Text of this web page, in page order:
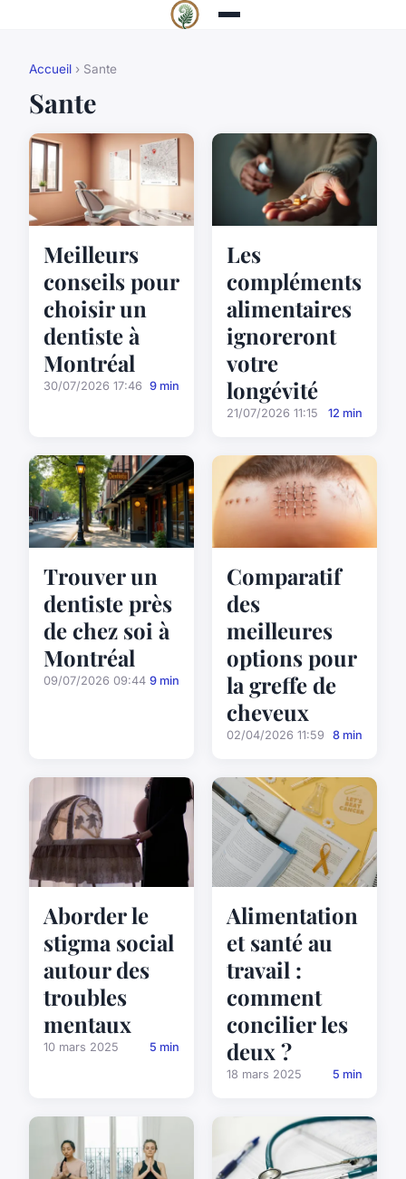
Accueil › Sante
Sante
Meilleurs
conseils pour
choisir un
dentiste à
Montréal
30/07/2026 17:46 9 min
Les
compléments
alimentaires
ignoreront
votre
longévité
21/07/2026 11:15 12 min
Trouver un
dentiste près
de chez soi à
Montréal
09/07/2026 09:44 9 min
Comparatif
des
meilleures
options pour
la greffe de
cheveux
02/04/2026 11:59 8 min
Aborder le
stigma social
autour des
troubles
mentaux
10 mars 2025 5 min
Alimentation
et santé au
travail :
comment
concilier les
deux ?
18 mars 2025 5 min